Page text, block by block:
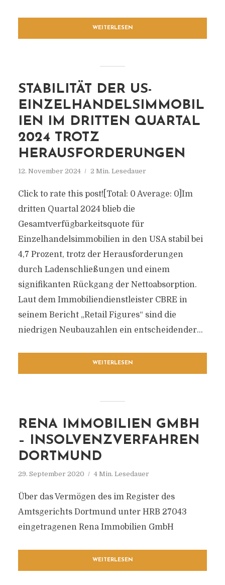
WEITERLESEN
STABILITÄT DER US-
EINZELHANDELSIMMOBIL
IEN IM DRITTEN QUARTAL
2024 TROTZ
HERAUSFORDERUNGEN
12. November 2024 2 Min. Lesedauer
Click to rate this post![Total: 0 Average: 0]Im
dritten Quartal 2024 blieb die
Gesamtverfügbarkeitsquote für
Einzelhandelsimmobilien in den USA stabil bei
4,7 Prozent, trotz der Herausforderungen
durch Ladenschließungen und einem
signifikanten Rückgang der Nettoabsorption.
Laut dem Immobiliendienstleister CBRE in
seinem Bericht „Retail Figures“ sind die
niedrigen Neubauzahlen ein entscheidender...
WEITERLESEN
RENA IMMOBILIEN GMBH
– INSOLVENZVERFAHREN
DORTMUND
29. September 2020 4 Min. Lesedauer
Über das Vermögen des im Register des
Amtsgerichts Dortmund unter HRB 27043
eingetragenen Rena Immobilien GmbH
WEITERLESEN